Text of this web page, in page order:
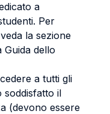
a
Per
la sezione
Guida dello
a tutti gli
soddisfatto il
(devono essere